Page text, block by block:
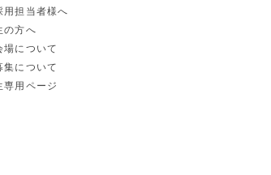
用担当者様へ
の方へ
場について
集について
専用ページ